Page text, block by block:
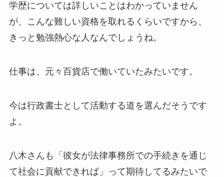
学歴については詳しいことはわかっていません
が、こんな難しい資格を取れるくらいですから、
きっと勉強熱心な人なんでしょうね。
仕事は、元々百貨店で働いていたみたいです。
今は行政書士として活動する道を選んだそうです
よ。
八木さんも「彼女が法律事務所での手続きを通じ
て社会に貢献できれば」って期待してるみたいで